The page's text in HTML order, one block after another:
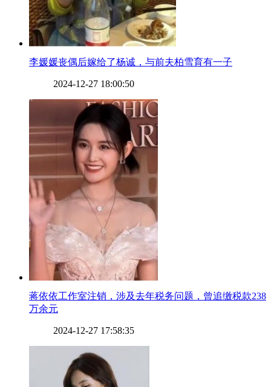
​李媛媛丧偶后嫁给了杨诚，与前夫柏雪育有一子
2024-12-27 18:00:50
​蒋依依工作室注销，涉及去年税务问题，曾追缴税款238
万余元
2024-12-27 17:58:35